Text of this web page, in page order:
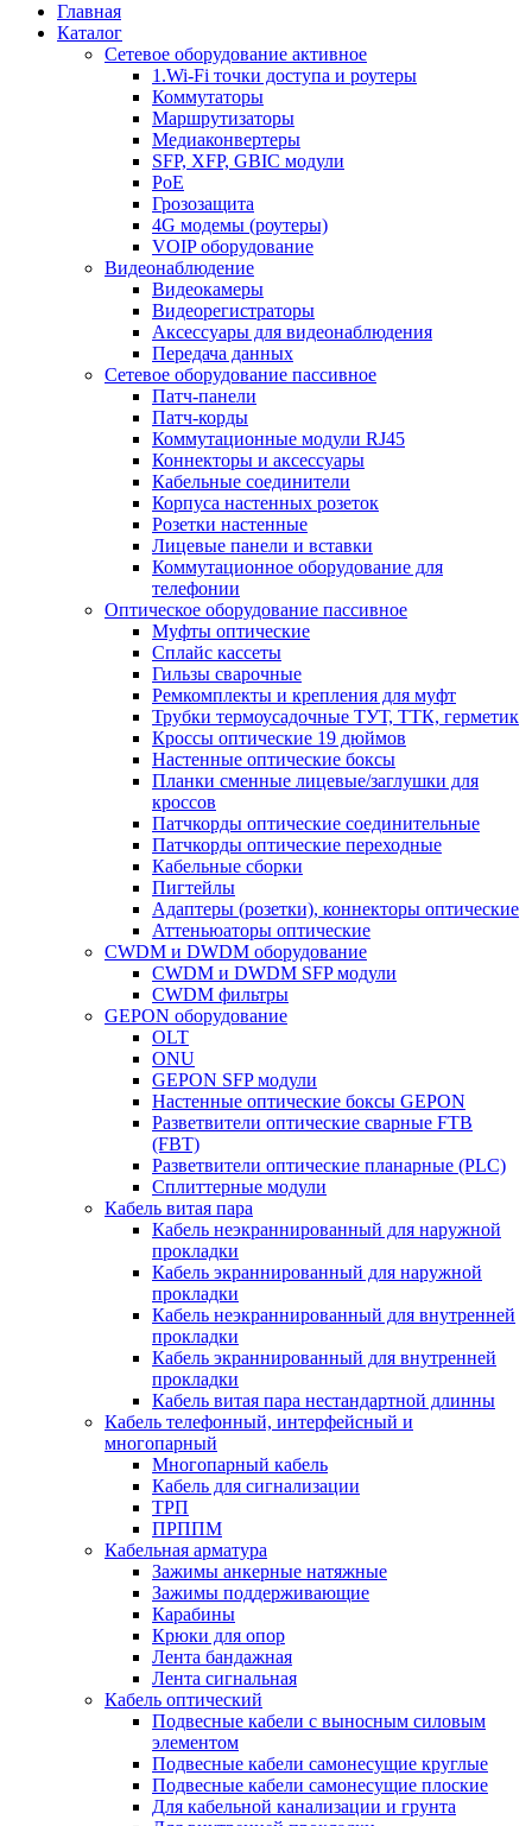
Главная
Каталог
Сетевое оборудование активное
1.Wi-Fi точки доступа и роутеры
Коммутаторы
Маршрутизаторы
Медиаконвертеры
SFP, XFP, GBIC модули
PoE
Грозозащита
4G модемы (роутеры)
VOIP оборудование
Видеонаблюдение
Видеокамеры
Видеорегистраторы
Аксессуары для видеонаблюдения
Передача данных
Сетевое оборудование пассивное
Патч-панели
Патч-корды
Коммутационные модули RJ45
Коннекторы и аксессуары
Кабельные соединители
Корпуса настенных розеток
Розетки настенные
Лицевые панели и вставки
Коммутационное оборудование для
телефонии
Оптическое оборудование пассивное
Муфты оптические
Сплайс кассеты
Гильзы сварочные
Ремкомплекты и крепления для муфт
Трубки термоусадочные ТУТ, ТТК, герметик
Кроссы оптические 19 дюймов
Настенные оптические боксы
Планки сменные лицевые/заглушки для
кроссов
Патчкорды оптические соединительные
Патчкорды оптические переходные
Кабельные сборки
Пигтейлы
Адаптеры (розетки), коннекторы оптические
Аттеньюаторы оптические
CWDM и DWDM оборудование
CWDM и DWDM SFP модули
CWDM фильтры
GEPON оборудование
OLT
ONU
GEPON SFP модули
Настенные оптические боксы GEPON
Разветвители оптические сварные FTB
(FBT)
Разветвители оптические планарные (PLC)
Сплиттерные модули
Кабель витая пара
Кабель неэкраннированный для наружной
прокладки
Кабель экраннированный для наружной
прокладки
Кабель неэкраннированный для внутренней
прокладки
Кабель экраннированный для внутренней
прокладки
Кабель витая пара нестандартной длинны
Кабель телефонный, интерфейсный и
многопарный
Многопарный кабель
Кабель для сигнализации
ТРП
ПРППМ
Кабельная арматура
Зажимы анкерные натяжные
Зажимы поддерживающие
Карабины
Крюки для опор
Лента бандажная
Лента сигнальная
Кабель оптический
Подвесные кабели с выносным силовым
элементом
Подвесные кабели самонесущие круглые
Подвесные кабели самонесущие плоские
Для кабельной канализации и грунта